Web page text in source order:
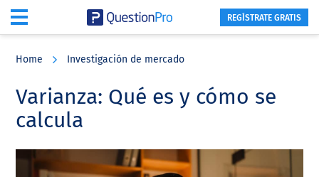
content
sidebar
REGÍSTRATE GRATIS
Home Investigación de mercado
Varianza: Qué es y cómo se
calcula